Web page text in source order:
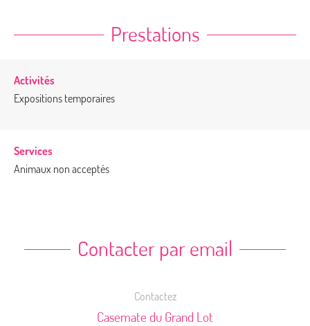
Prestations
Activités
Expositions temporaires
Services
Animaux non acceptés
Contacter par email
Contactez
Casemate du Grand Lot